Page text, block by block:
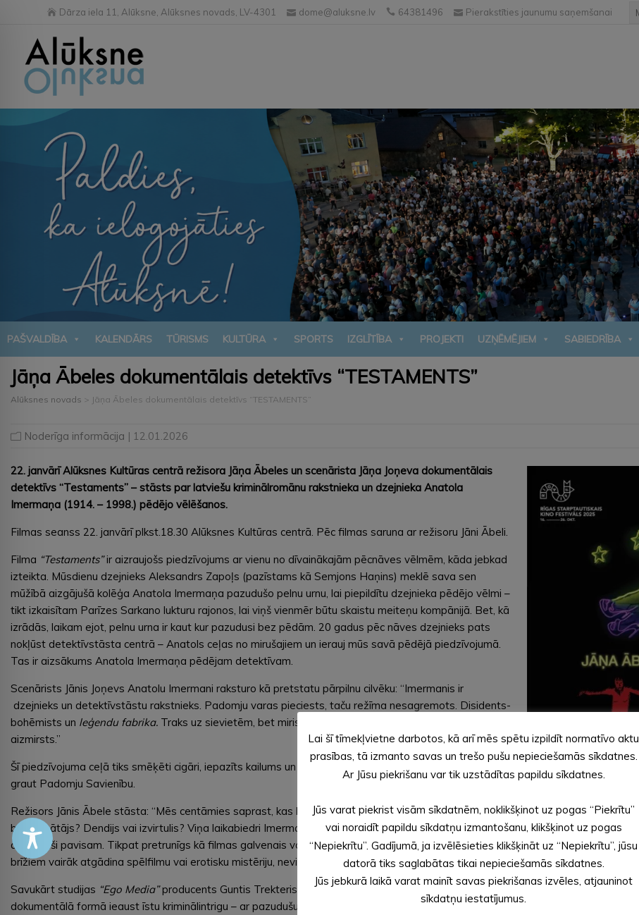
Dārza iela 11, Alūksne, Alūksnes novads, LV-4301 dome@aluksne.lv 64381496 Pierakstīties jaunumu saņemšanai
PAŠVALDĪBA KALENDĀRS TŪRISMS KULTŪRA SPORTS IZGLĪTĪBA PROJEKTI UZŅĒMĒJIEM SABIEDRĪBA
Jāņa Ābeles dokumentālais detektīvs “TESTAMENTS”
Alūksnes novads > Jāņa Ābeles dokumentālais detektīvs “TESTAMENTS”
Noderīga informācija | 12.01.2026
22. janvārī Alūksnes Kultūras centrā režisora Jāņa Ābeles un scenārista Jāņa Joņeva dokumentālais
detektīvs “Testaments” – stāsts par latviešu kriminālromānu rakstnieka un dzejnieka Anatola
Imermaņa (1914. – 1998.) pēdējo vēlēšanos.
Filmas seanss 22. janvārī plkst.18.30 Alūksnes Kultūras centrā. Pēc filmas saruna ar režisoru Jāni Ābeli.
Filma “Testaments”ir aizraujošs piedzīvojums ar vienu no dīvainākajām pēcnāves vēlmēm, kāda jebkad
izteikta. Mūsdienu dzejnieks Aleksandrs Zapoļs (pazīstams kā Semjons Haņins) meklē sava sen
mūžībā aizgājušā kolēģa Anatola Imermaņa pazudušo pelnu urnu, lai piepildītu dzejnieka pēdējo vēlmi –
tikt izkaisītam Parīzes Sarkano lukturu rajonos, lai viņš vienmēr būtu skaistu meiteņu kompānijā. Bet, kā
izrādās, laikam ejot, pelnu urna ir kaut kur pazudusi bez pēdām. 20 gadus pēc nāves dzejnieks pats
nokļūst detektīvstāsta centrā – Anatols ceļas no mirušajiem un ierauj mūs savā pēdējā piedzīvojumā.
Tas ir aizsākums Anatola Imermaņa pēdējam detektīvam.
Scenārists Jānis Joņevs Anatolu Imermani raksturo kā pretstatu pārpilnu cilvēku: “Imermanis ir
dzejnieks un detektīvstāstu rakstnieks. Padomju varas pieciests, taču režīma nesagremots. Disidents-
bohēmists un leģendu fabrika. Traks uz sievietēm, bet miris vientulībā. Kādreiz slavens, šodien
aizmirsts.”
Šī piedzīvojuma ceļā tiks smēķēti cigāri, iepazīts kailums un mēģināts saprast, vai arī erotika spēja
graut Padomju Savienību.
Režisors Jānis Ābele stāsta: “Mēs centāmies saprast, kas bija Anatols Imermanis. Disidents vai
brīvdomātājs? Dendijs vai izvirtulis? Viņa laikabiedri Imermani sauc dažādi, bet lielākā daļa par viņu ir
aizmirsuši pavisam. Tikpat pretrunīgs kā filmas galvenais varonis ir arī šis dokumentālais detektīvs, kurš
brīžiem vairāk atgādina spēlfilmu vai erotisku mistēriju, nevis dokumentālo filmu.”
Savukārt studijas “Ego Media”producents Guntis Trekteris norāda: “Jānim Ābelem ir izdevies
dokumentālā formā ieaust īstu kriminālintrigu – ar pazudušu urnu, pēdējās gribas izpildi un
Lai šī tīmekļvietne darbotos, kā arī mēs spētu izpildīt normatīvo aktu
prasības, tā izmanto savas un trešo pušu nepieciešamās sīkdatnes.
Ar Jūsu piekrišanu var tik uzstādītas papildu sīkdatnes.
Jūs varat piekrist visām sīkdatnēm, noklikšķinot uz pogas “Piekrītu”
vai noraidīt papildu sīkdatņu izmantošanu, klikšķinot uz pogas
“Nepiekrītu”. Gadījumā, ja izvēlēsieties klikšķināt uz “Nepiekrītu”, jūsu
datorā tiks saglabātas tikai nepieciešamās sīkdatnes.
Jūs jebkurā laikā varat mainīt savas piekrišanas izvēles, atjauninot
sīkdatņu iestatījumus.